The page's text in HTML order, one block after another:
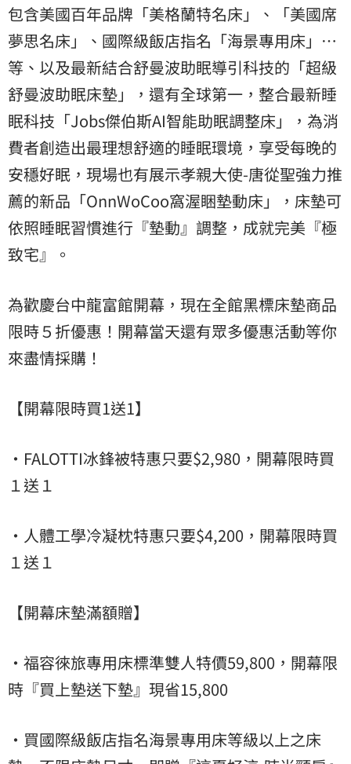
包含美國百年品牌「美格蘭特名床」、「美國席
夢思名床」、國際級飯店指名「海景專用床」…
等、以及最新結合舒曼波助眠導引科技的「超級
舒曼波助眠床墊」，還有全球第一，整合最新睡
眠科技「Jobs傑伯斯AI智能助眠調整床」，為消
費者創造出最理想舒適的睡眠環境，享受每晚的
安穩好眠，現場也有展示孝親大使-唐從聖強力推
薦的新品「OnnWoCoo窩渥睏墊動床」，床墊可
依照睡眠習慣進行『墊動』調整，成就完美『極
致宅』。
為歡慶台中龍富館開幕，現在全館黑標床墊商品
限時５折優惠！開幕當天還有眾多優惠活動等你
來盡情採購！
【開幕限時買1送1】
·FALOTTI冰鋒被特惠只要$2,980，開幕限時買
１送１
·人體工學冷凝枕特惠只要$4,200，開幕限時買
１送１
【開幕床墊滿額贈】
·福容徠旅專用床標準雙人特價59,800，開幕限
時『買上墊送下墊』現省15,800
·買國際級飯店指名海景專用床等級以上之床